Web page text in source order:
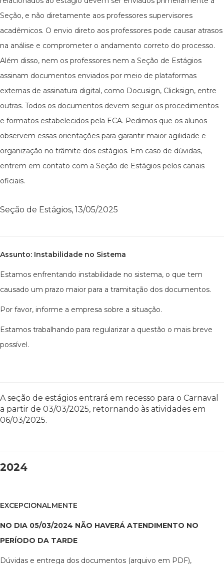
Seção, e não diretamente aos professores supervisores
acadêmicos. O envio direto aos professores pode causar atrasos
na análise e comprometer o andamento correto do processo.
Além disso, nem os professores nem a Seção de Estágios
assinam documentos enviados por meio de plataformas
externas de assinatura digital, como Docusign, Clicksign, entre
outras. Todos os documentos devem seguir os procedimentos
e formatos estabelecidos pela ECA. Pedimos que os alunos
observem essas orientações para garantir maior agilidade e
organização no trâmite dos estágios. Em caso de dúvidas,
entrem em contato com a Seção de Estágios pelos canais
oficiais.
Seção de Estágios, 13/05/2025
Assunto: Instabilidade no Sistema
Estamos enfrentando instabilidade no sistema, o que tem
causado um prazo maior para a tramitação dos documentos.
Por favor, informe a empresa sobre a situação.
Estamos trabalhando para regularizar a questão o mais breve
possível.
A seção de estágios entrará em recesso para o Carnaval
a partir de 03/03/2025, retornando às atividades em
06/03/2025.
2024
EXCEPCIONALMENTE
NO DIA 05/03/2024 NÃO HAVERÁ ATENDIMENTO NO
PERÍODO DA TARDE
Dúvidas e entrega dos documentos (arquivo em PDF),